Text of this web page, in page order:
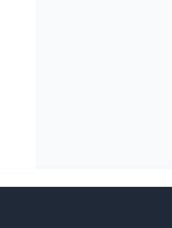
© 2024